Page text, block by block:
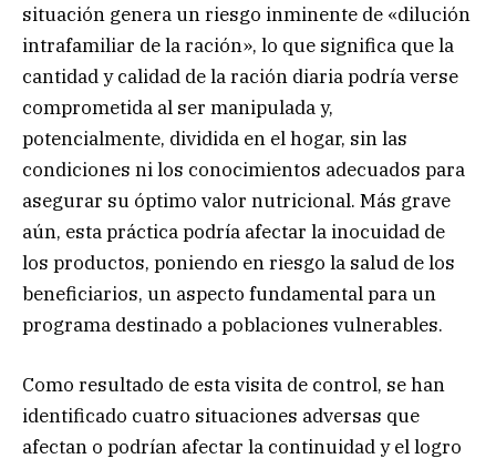
situación genera un riesgo inminente de «dilución
intrafamiliar de la ración», lo que significa que la
cantidad y calidad de la ración diaria podría verse
comprometida al ser manipulada y,
potencialmente, dividida en el hogar, sin las
condiciones ni los conocimientos adecuados para
asegurar su óptimo valor nutricional. Más grave
aún, esta práctica podría afectar la inocuidad de
los productos, poniendo en riesgo la salud de los
beneficiarios, un aspecto fundamental para un
programa destinado a poblaciones vulnerables.
Como resultado de esta visita de control, se han
identificado cuatro situaciones adversas que
afectan o podrían afectar la continuidad y el logro